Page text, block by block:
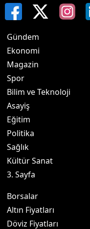
Gündem
Ekonomi
Magazin
Spor
Bilim ve Teknoloji
Asayiş
Eğitim
Politika
Sağlık
Kültür Sanat
3. Sayfa
Borsalar
Altın Fiyatları
Döviz Fiyatları